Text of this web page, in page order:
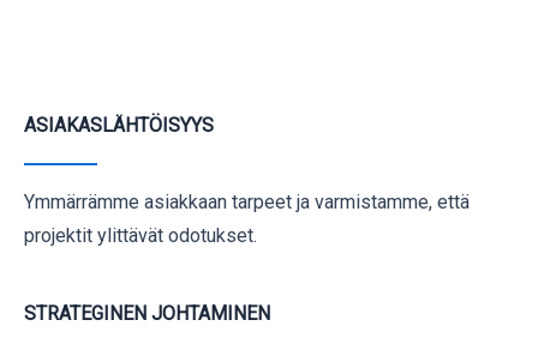
ASIAKASLÄHTÖISYYS
Ymmärrämme asiakkaan tarpeet ja varmistamme, että
projektit ylittävät odotukset.
STRATEGINEN JOHTAMINEN